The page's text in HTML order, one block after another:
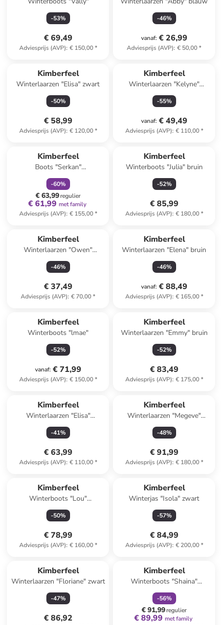
-53%
€ 69,49
Adviesprijs (AVP): € 150,00*
-46%
vanaf: € 26,99
Adviesprijs (AVP): € 50,00*
Kimberfeel
Winterlaarzen "Elisa" zwart
-50%
€ 58,99
Adviesprijs (AVP): € 120,00*
Kimberfeel
Winterlaarzen "Kelyne"
lichtbruin/zwart
-55%
vanaf: € 49,49
Adviesprijs (AVP): € 110,00*
Kimberfeel
Boots "Serkan"
zwart/lichtbruin
-60%
€ 63,99regulier
€ 61,99 met family
Adviesprijs (AVP): € 155,00*
Kimberfeel
Winterboots "Julia" bruin
-52%
€ 85,99
Adviesprijs (AVP): € 180,00*
Kimberfeel
Winterlaarzen "Owen"
zwart/lichtbruin
-46%
€ 37,49
Adviesprijs (AVP): € 70,00*
Kimberfeel
Winterlaarzen "Elena" bruin
-46%
vanaf: € 88,49
Adviesprijs (AVP): € 165,00*
Kimberfeel
Winterboots "lmae"
-52%
vanaf: € 71,99
Adviesprijs (AVP): € 150,00*
Kimberfeel
Winterlaarzen "Emmy" bruin
-52%
€ 83,49
Adviesprijs (AVP): € 175,00*
Kimberfeel
Winterlaarzen "Elisa"
beige/zwart
-41%
€ 63,99
Adviesprijs (AVP): € 110,00*
Kimberfeel
Winterlaarzen "Megeve"
zwart/rood
-48%
€ 91,99
Adviesprijs (AVP): € 180,00*
Kimberfeel
Winterboots "Lou"
zilverkleurig/grijs
-50%
€ 78,99
Adviesprijs (AVP): € 160,00*
Kimberfeel
Winterjas "Isola" zwart
-57%
€ 84,99
Adviesprijs (AVP): € 200,00*
Kimberfeel
Winterlaarzen "Floriane" zwart
-47%
€ 86,92
Kimberfeel
Winterboots "Shaina"
lichtbruin
-56%
€ 91,99regulier
€ 89,99 met family